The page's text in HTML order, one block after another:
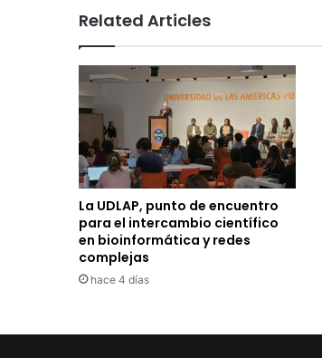
Related Articles
La UDLAP, punto de encuentro
para el intercambio científico
en bioinformática y redes
complejas
hace 4 días